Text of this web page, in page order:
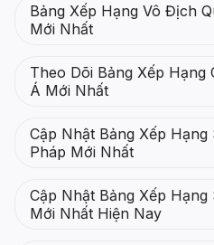
Bảng Xếp Hạng Vô Địch
Mới Nhất
Theo Dõi Bảng Xếp Hạng
Á Mới Nhất
Cập Nhật Bảng Xếp
Pháp Mới Nhất
Cập Nhật Bảng Xếp Hạng
Mới Nhất Hiện Nay